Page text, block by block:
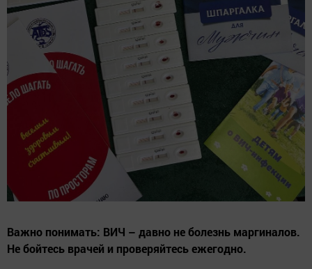
Важно понимать: ВИЧ – давно не болезнь маргиналов.
Не бойтесь врачей и проверяйтесь ежегодно.